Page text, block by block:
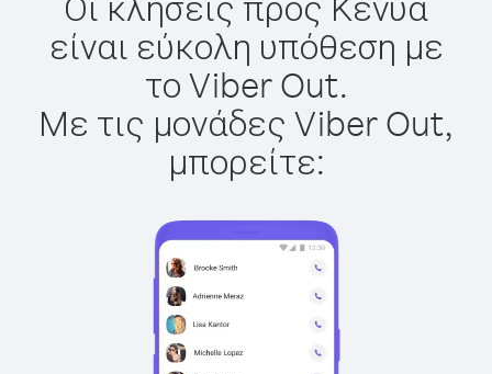
είναι εύκολη υπόθεση με
το Viber Out.
Με τις μονάδες Viber Out,
μπορείτε: